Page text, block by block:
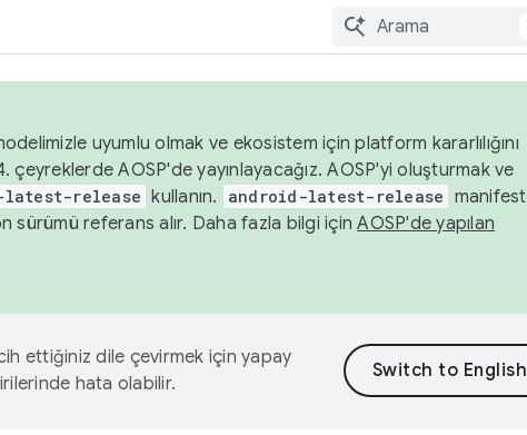
uyumlu olmak ve ekosistem için platform kararlılığını
çeyreklerde AOSP'de yayınlayacağız. AOSP'yi oluşturmak ve
latest-release kullanın. android-latest-release manifest
sürümü referans alır. Daha fazla bilgi içinAOSP'de yapılan
ettiğiniz dile çevirmek için yapay
hata olabilir.